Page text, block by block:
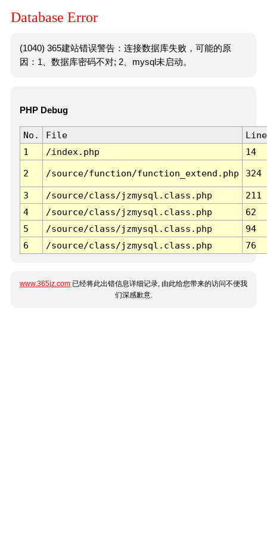
Database Error
(1040) 365建站错误警告：连接数据库失败，可能的原
因：1、数据库密码不对; 2、mysql未启动。
PHP Debug
No. File
Line
1
/index.php 14
2 /source/function/function_extend.php 324
3 /source/class/jzmysql.class.php
211
4
/source/class/jzmysql.class.php
62
5
/source/class/jzmysql.class.php
94
6
/source/class/jzmysql.class.php 76
www.365jz.com 已经将此出错信息详细记录, 由此给您带来的访问不便我
们深感歉意.